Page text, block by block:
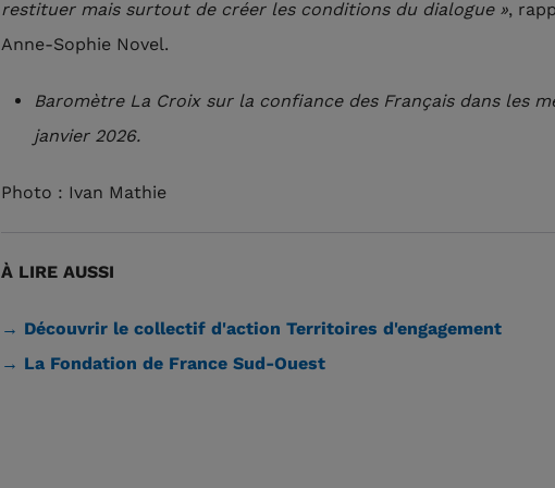
restituer mais surtout de créer les conditions du dialogue »,
Anne-Sophie Novel.
Baromètre La Croix sur la confiance des Français dans les
janvier 2026.
Photo : Ivan Mathie
À LIRE AUSSI
→ Découvrir le collectif d'action Territoires d'engagement
→ La Fondation de France Sud-Ouest